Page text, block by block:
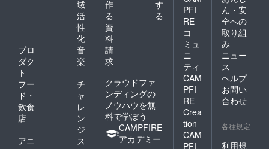
域
活
性
化
プロ
ダク
ト
音
楽
フー
ド・
飲食
店
チ
ャ
レ
ン
ジ
アニ
ス
作
る
す
る
資
料
請
求
クラウドファ
ンディングの
ノウハウを無
料で学ぼう
CAMPFIRE
アカデミー
PFI
RE
コ
ミュ
ニ
ティ
CAM
PFI
RE
Crea
tion
CAM
PFI
ん・安
全への
取り組
み
ニュー
ス
ヘルプ
お問い
合わせ
各種規定
利用規